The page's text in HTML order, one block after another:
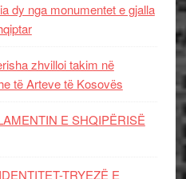
dy nga monumentet e gjalla
zhvilloi takim në
të Arteve të Kosovës
E SHQIPËRISË
TRYEZË E